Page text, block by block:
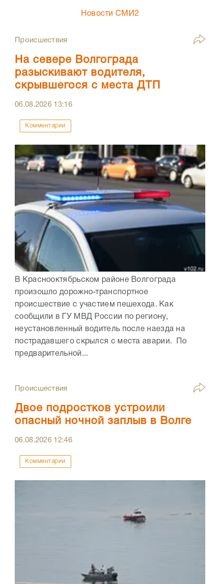
Новости СМИ2
Происшествия
На севере Волгограда
разыскивают водителя,
скрывшегося с места ДТП
06.08.2026 13:16
Комментарии
В Краснооктябрьском районе Волгограда
произошло дорожно-транспортное
происшествие с участием пешехода. Как
сообщили в ГУ МВД России по региону,
неустановленный водитель после наезда на
пострадавшего скрылся с места аварии. По
предварительной...
Происшествия
Двое подростков устроили
опасный ночной заплыв в Волге
06.08.2026 12:46
Комментарии